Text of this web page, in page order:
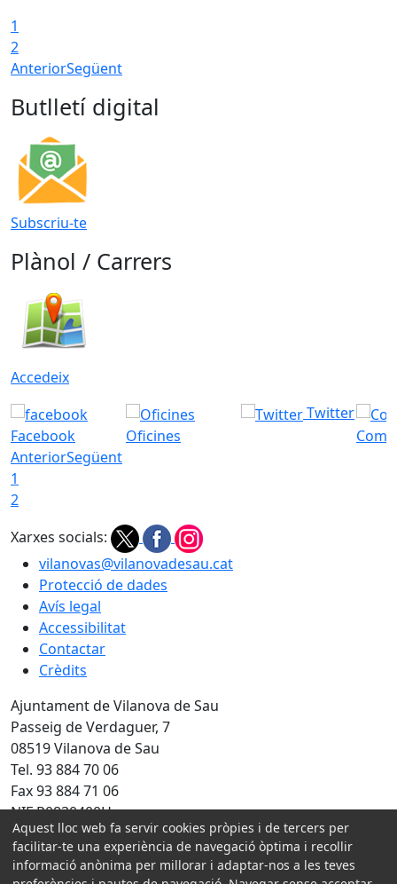
1
2
AnteriorSegüent
Butlletí digital
Subscriu-te
Plànol / Carrers
Accedeix
Facebook Oficines
Twitter
Com
AnteriorSegüent
1
2
Xarxes socials:
vilanovas@vilanovadesau.cat
Protecció de dades
Avís legal
Accessibilitat
Contactar
Crèdits
Ajuntament de Vilanova de Sau
Passeig de Verdaguer, 7
08519 Vilanova de Sau
Tel. 93 884 70 06
Fax 93 884 71 06
NIF P0830400H
Amb la col·laboració de:
Aquest lloc web fa servir cookies pròpies i de tercers per
facilitar-te una experiència de navegació òptima i recollir
informació anònima per millorar i adaptar-nos a les teves